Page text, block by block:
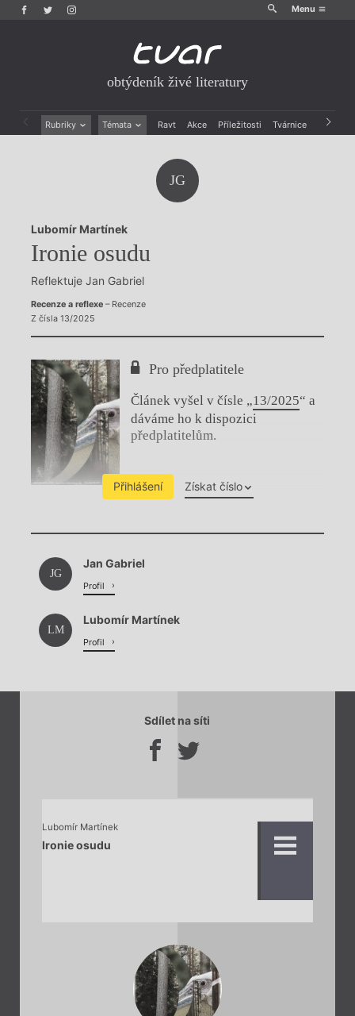
Menu
obtýdeník živé literatury
Rubriky Témata Ravt Akce Příležitosti Tvárnice Archiv
Rozhovory
Dokument
Výroční ceny
JG
Lubomír Martínek
Ironie osudu
Reflektuje Jan Gabriel
Recenze a reflexe– Recenze
Z čísla 13/2025
Pro předplatitele
Článek vyšel v čísle „13/2025“ a
dáváme ho k dispozici
předplatitelům.
Přihlášení Získat číslo
Chviličku.
JG
Jan Gabriel
Profil
LM
Lubomír Martínek
Profil
Sdílet na síti
Lubomír Martínek
Ironie osudu